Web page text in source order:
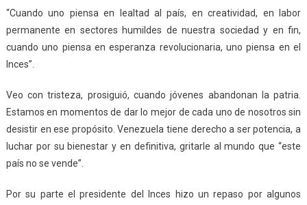
“Cuando uno piensa en lealtad al país, en creatividad, en labor
permanente en sectores humildes de nuestra sociedad y en fin,
cuando uno piensa en esperanza revolucionaria, uno piensa en el
Inces”.
Veo con tristeza, prosiguió, cuando jóvenes abandonan la patria.
Estamos en momentos de dar lo mejor de cada uno de nosotros sin
desistir en ese propósito. Venezuela tiene derecho a ser potencia, a
luchar por su bienestar y en definitiva, gritarle al mundo que “este
país no se vende”.
Por su parte el presidente del Inces hizo un repaso por algunos